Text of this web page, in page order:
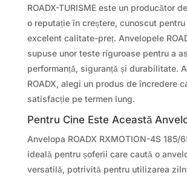
ROADX-TURISME este un producător
o reputație în creștere, cunoscut
excelent calitate-preț. Anvelopele
supuse unor teste riguroase pentru a
performanță, siguranță și durabilitate.
ROADX, alegi un produs de încredere
satisfacție pe termen lung.
Pentru Cine Este Această
Anvelopa ROADX RXMOTION-4S 185/
ideală pentru șoferii care caută o
versatilă, potrivită pentru utilizarea